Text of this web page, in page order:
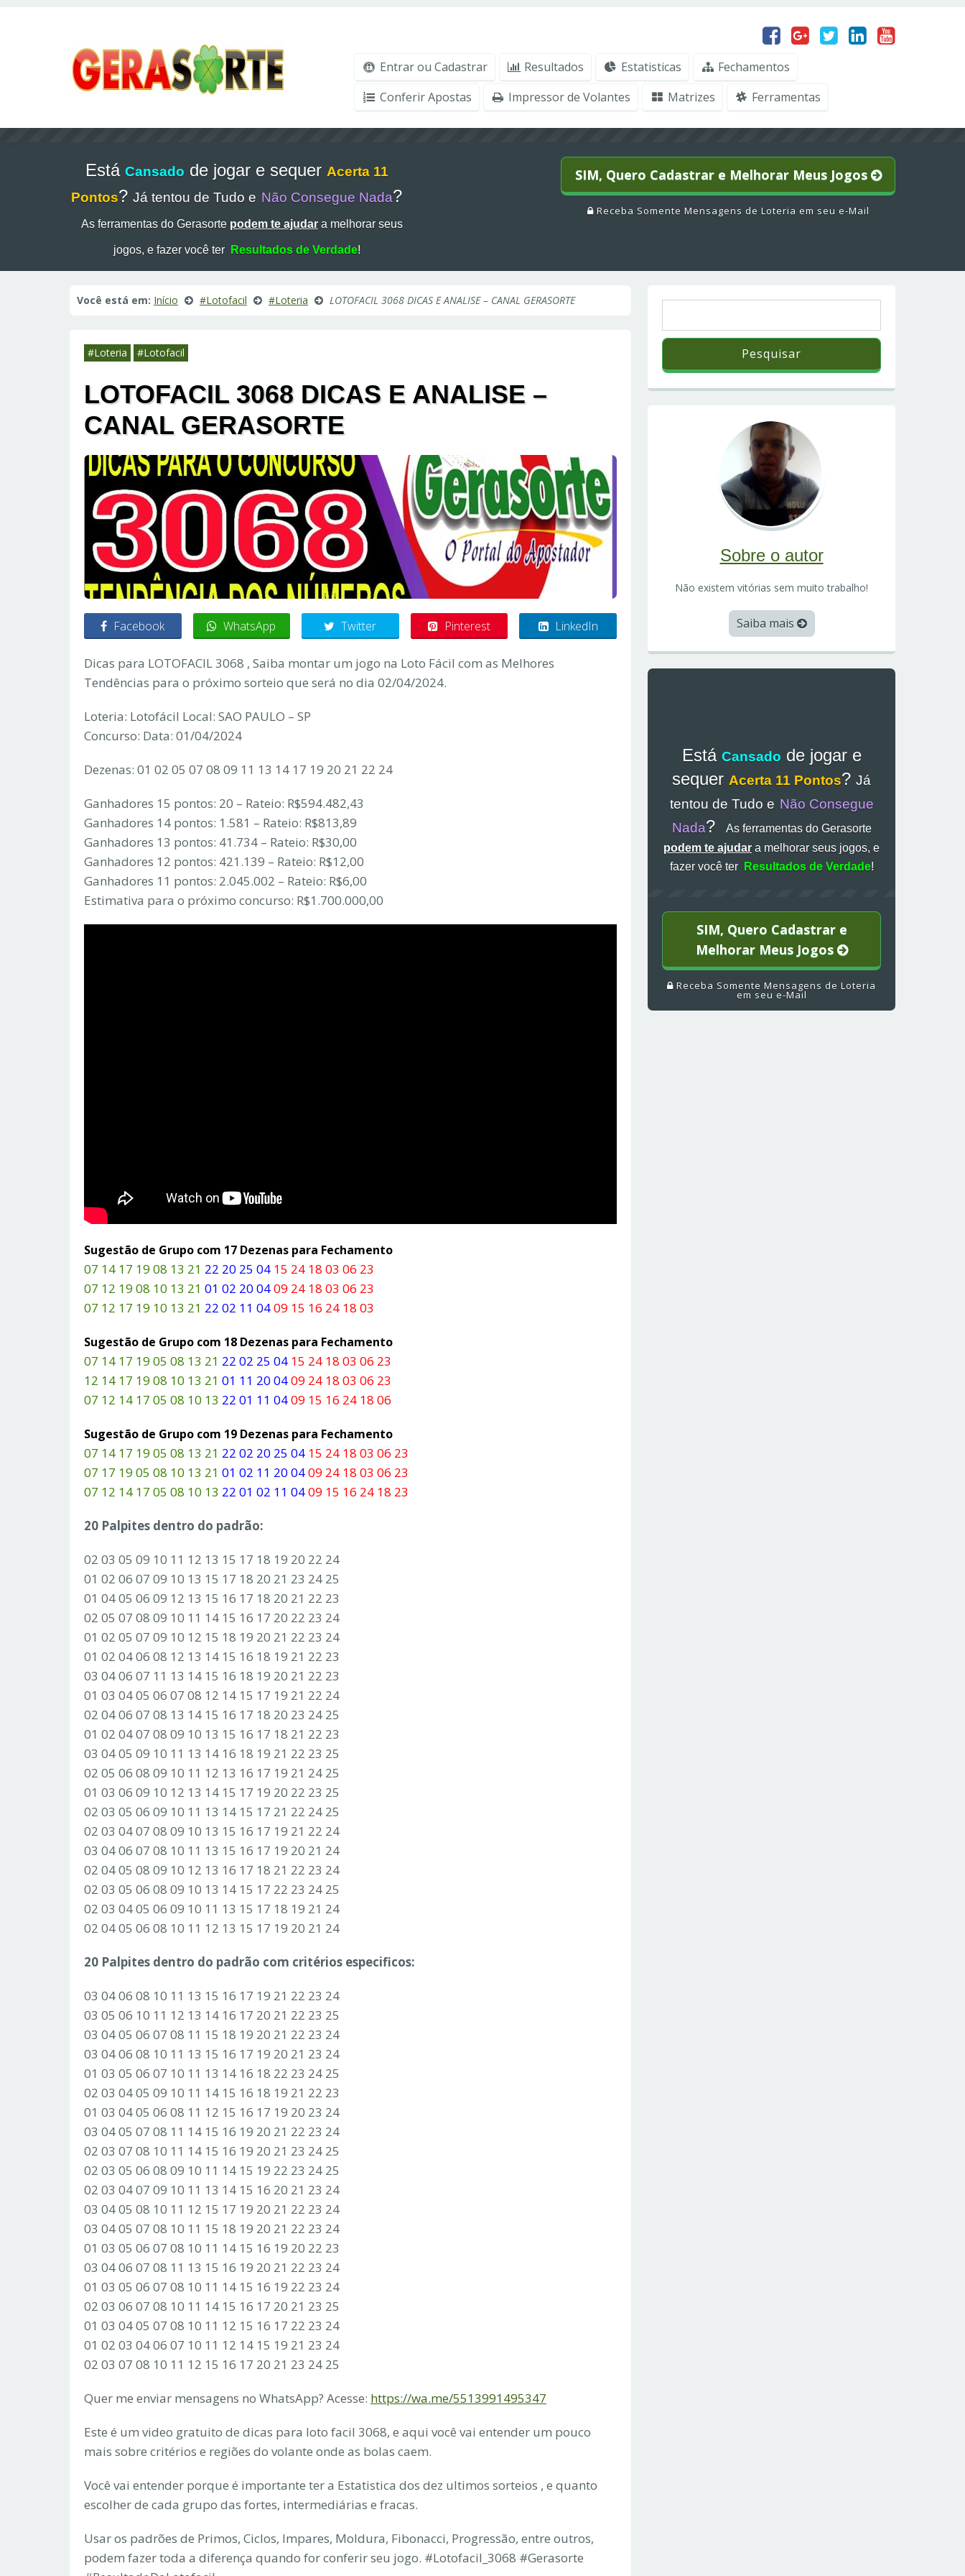
Entrar ou Cadastrar Resultados Estatisticas
Fechamentos
Conferir Apostas
Impressor de Volantes Matrizes Ferramentas
Está Cansado de jogar e sequer Acerta 11
Pontos?Já tentou de Tudo e Não Consegue Nada?
As ferramentas do Gerasorte podem te ajudara melhorar seus
jogos, e fazer você ter Resultados de Verdade!
SIM, Quero Cadastrar e Melhorar Meus Jogos
Receba Somente Mensagens de Loteria em seu e-Mail
Você está em: Início #Lotofacil #Loteria LOTOFACIL 3068 DICAS E ANALISE – CANAL GERASORTE
#Loteria #Lotofacil
LOTOFACIL 3068 DICAS E ANALISE –
CANAL GERASORTE
Facebook WhatsApp Twitter Pinterest LinkedIn
Dicas para LOTOFACIL 3068 , Saiba montar um jogo na Loto Fácil com as Melhores
Tendências para o próximo sorteio que será no dia 02/04/2024.
Loteria: Lotofácil Local: SAO PAULO – SP
Concurso: Data: 01/04/2024
Dezenas: 01 02 05 07 08 09 11 13 14 17 19 20 21 22 24
Ganhadores 15 pontos: 20 – Rateio: R$594.482,43
Ganhadores 14 pontos: 1.581 – Rateio: R$813,89
Ganhadores 13 pontos: 41.734 – Rateio: R$30,00
Ganhadores 12 pontos: 421.139 – Rateio: R$12,00
Ganhadores 11 pontos: 2.045.002 – Rateio: R$6,00
Estimativa para o próximo concurso: R$1.700.000,00
Sugestão de Grupo com 17 Dezenas para Fechamento
07 14 17 19 08 13 21 22 20 25 04 15 24 18 03 06 23
07 12 19 08 10 13 21 01 02 20 0409 24 18 03 06 23
07 12 17 19 10 13 21 22 02 11 0409 15 16 24 18 03
Sugestão de Grupo com 18 Dezenas para Fechamento
07 14 17 19 05 08 13 21 22 02 25 04 15 24 18 03 06 23
12 14 17 19 08 10 13 21 01 11 20 0409 24 18 03 06 23
07 12 14 17 05 08 10 13 22 01 11 0409 15 16 24 18 06
Sugestão de Grupo com 19 Dezenas para Fechamento
07 14 17 19 05 08 13 21 22 02 20 25 04 15 24 18 03 06 23
07 17 19 05 08 10 13 21 01 02 11 20 0409 24 18 03 06 23
07 12 14 17 05 08 10 13 22 01 02 11 0409 15 16 24 18 23
20 Palpites dentro do padrão:
02 03 05 09 10 11 12 13 15 17 18 19 20 22 24
01 02 06 07 09 10 13 15 17 18 20 21 23 24 25
01 04 05 06 09 12 13 15 16 17 18 20 21 22 23
02 05 07 08 09 10 11 14 15 16 17 20 22 23 24
01 02 05 07 09 10 12 15 18 19 20 21 22 23 24
01 02 04 06 08 12 13 14 15 16 18 19 21 22 23
03 04 06 07 11 13 14 15 16 18 19 20 21 22 23
01 03 04 05 06 07 08 12 14 15 17 19 21 22 24
02 04 06 07 08 13 14 15 16 17 18 20 23 24 25
01 02 04 07 08 09 10 13 15 16 17 18 21 22 23
03 04 05 09 10 11 13 14 16 18 19 21 22 23 25
02 05 06 08 09 10 11 12 13 16 17 19 21 24 25
01 03 06 09 10 12 13 14 15 17 19 20 22 23 25
02 03 05 06 09 10 11 13 14 15 17 21 22 24 25
02 03 04 07 08 09 10 13 15 16 17 19 21 22 24
03 04 06 07 08 10 11 13 15 16 17 19 20 21 24
02 04 05 08 09 10 12 13 16 17 18 21 22 23 24
02 03 05 06 08 09 10 13 14 15 17 22 23 24 25
02 03 04 05 06 09 10 11 13 15 17 18 19 21 24
02 04 05 06 08 10 11 12 13 15 17 19 20 21 24
20 Palpites dentro do padrão com critérios especificos:
03 04 06 08 10 11 13 15 16 17 19 21 22 23 24
03 05 06 10 11 12 13 14 16 17 20 21 22 23 25
03 04 05 06 07 08 11 15 18 19 20 21 22 23 24
03 04 06 08 10 11 13 15 16 17 19 20 21 23 24
01 03 05 06 07 10 11 13 14 16 18 22 23 24 25
02 03 04 05 09 10 11 14 15 16 18 19 21 22 23
01 03 04 05 06 08 11 12 15 16 17 19 20 23 24
03 04 05 07 08 11 14 15 16 19 20 21 22 23 24
02 03 07 08 10 11 14 15 16 19 20 21 23 24 25
02 03 05 06 08 09 10 11 14 15 19 22 23 24 25
02 03 04 07 09 10 11 13 14 15 16 20 21 23 24
03 04 05 08 10 11 12 15 17 19 20 21 22 23 24
03 04 05 07 08 10 11 15 18 19 20 21 22 23 24
01 03 05 06 07 08 10 11 14 15 16 19 20 22 23
03 04 06 07 08 11 13 15 16 19 20 21 22 23 24
01 03 05 06 07 08 10 11 14 15 16 19 22 23 24
02 03 06 07 08 10 11 14 15 16 17 20 21 23 25
01 03 04 05 07 08 10 11 12 15 16 17 22 23 24
01 02 03 04 06 07 10 11 12 14 15 19 21 23 24
02 03 07 08 10 11 12 15 16 17 20 21 23 24 25
Quer me enviar mensagens no WhatsApp? Acesse: https://wa.me/5513991495347
Este é um video gratuito de dicas para loto facil 3068, e aqui você vai entender um pouco
mais sobre critérios e regiões do volante onde as bolas caem.
Você vai entender porque é importante ter a Estatistica dos dez ultimos sorteios , e quanto
escolher de cada grupo das fortes, intermediárias e fracas.
Usar os padrões de Primos, Ciclos, Impares, Moldura, Fibonacci, Progressão, entre outros,
podem fazer toda a diferença quando for conferir seu jogo. #Lotofacil_3068 #Gerasorte
Sobre o autor
Não existem vitórias sem muito trabalho!
Saiba mais
Está Cansado de jogar e
sequer Acerta 11 Pontos? Já
tentou de Tudo e Não Consegue
Nada?
As ferramentas do Gerasorte
podem te ajudar a melhorar seus jogos, e
fazer você ter
Resultados de Verdade!
SIM, Quero Cadastrar e
Melhorar Meus Jogos
Receba Somente Mensagens de Loteria
em seu e-Mail